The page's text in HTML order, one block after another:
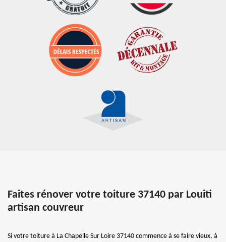
Faites rénover votre toiture 37140 par Louiti
artisan couvreur
Si votre toiture à La Chapelle Sur Loire 37140 commence à se faire vieux, à